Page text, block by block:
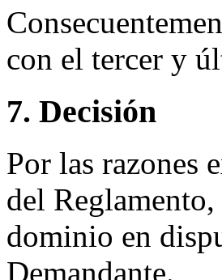
con el tercer y
7. Decisión
Por las razones
del
dominio en
Demandante.